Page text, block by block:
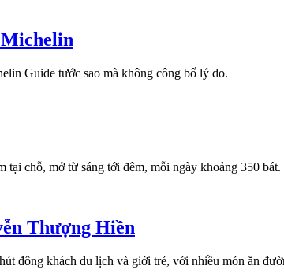
Michelin
Guide tước sao mà không công bố lý do.
chỗ, mở từ sáng tới đêm, mỗi ngày khoảng 350
Thượng Hiền
đông khách du lịch và giới trẻ, với nhiều món ăn